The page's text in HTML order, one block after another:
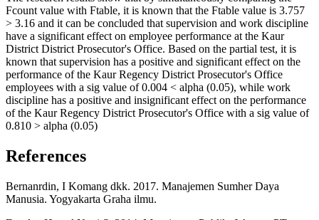
Fcount value with Ftable, it is known that the Ftable value is 3.757
> 3.16 and it can be concluded that supervision and work discipline
have a significant effect on employee performance at the Kaur
District District Prosecutor's Office. Based on the partial test, it is
known that supervision has a positive and significant effect on the
performance of the Kaur Regency District Prosecutor's Office
employees with a sig value of 0.004 < alpha (0.05), while work
discipline has a positive and insignificant effect on the performance
of the Kaur Regency District Prosecutor's Office with a sig value of
0.810 > alpha (0.05)
References
Bernanrdin, I Komang dkk. 2017. Manajemen Sumher Daya
Manusia. Yogyakarta Graha ilmu.